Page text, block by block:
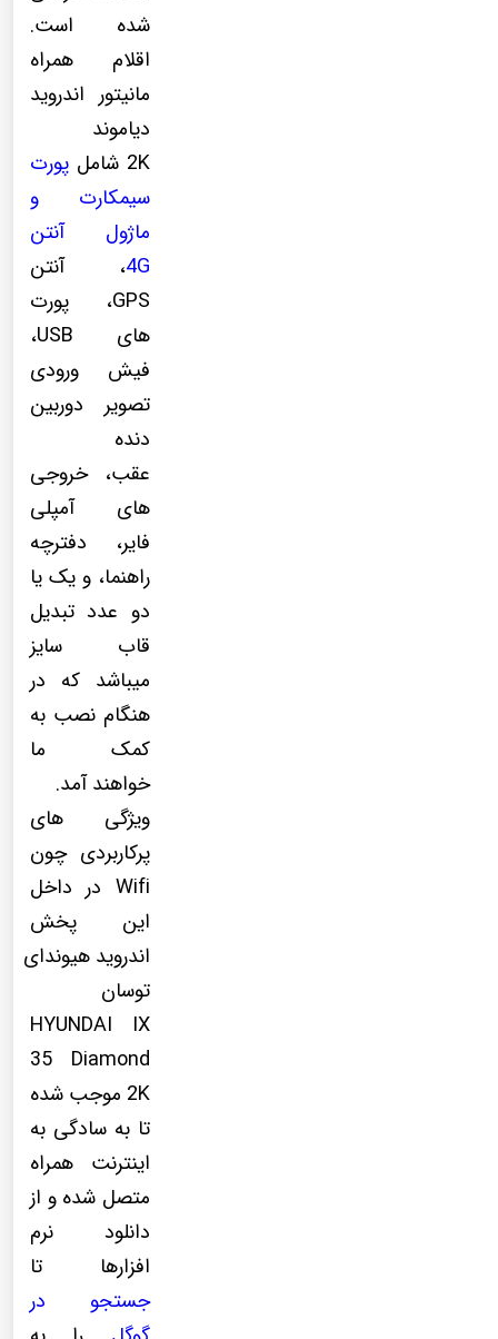
شده است.
اقلام همراه
مانیتور اندروید
دیاموند
2K شامل
پورت
سیمکارت و
ماژول آنتن
4G، آنتن
GPS، پورت
های USB،
فیش ورودی
تصویر دوربین
دنده
عقب، خروجی
های آمپلی
فایر، دفترچه
راهنما، و یک یا
دو عدد تبدیل
قاب سایز
میباشد که در
هنگام نصب به
کمک ما
خواهند آمد.
ویژگی های
پرکاربردی چون
Wifi در داخل
این پخش
اندروید هیوندای
توسان
HYUNDAI IX
35 Diamond
2K موجب شده
تا به سادگی به
اینترنت همراه
متصل شده و از
دانلود نرم
افزارها تا
جستجو در